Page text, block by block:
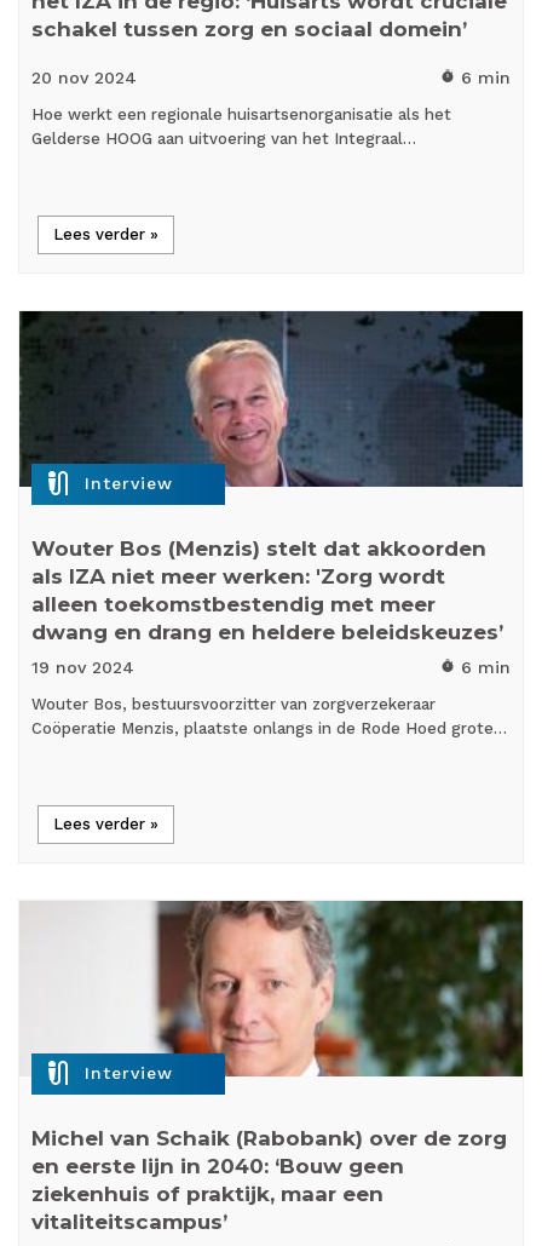
schakel tussen zorg en sociaal domein’
20 nov 2024 timer 6 min
Hoe werkt een regionale huisartsenorganisatie als het
Gelderse HOOG aan uitvoering van het Integraal…
Lees verder »
mic_external_on Interview
Wouter Bos (Menzis) stelt dat akkoorden
als IZA niet meer werken: 'Zorg wordt
alleen toekomstbestendig met meer
dwang en drang en heldere beleidskeuzes’
19 nov 2024 timer 6 min
Wouter Bos, bestuursvoorzitter van zorgverzekeraar
Coöperatie Menzis, plaatste onlangs in de Rode Hoed grote…
Lees verder »
mic_external_on Interview
Michel van Schaik (Rabobank) over de zorg
en eerste lijn in 2040: ‘Bouw geen
ziekenhuis of praktijk, maar een
vitaliteitscampus’